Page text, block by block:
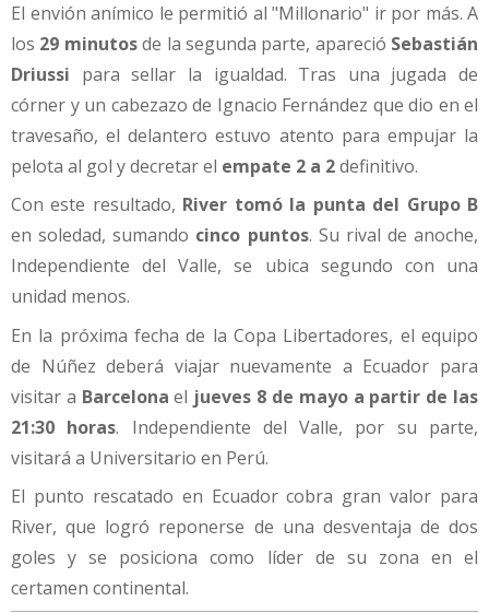
El envión anímico le permitió al "Millonario" ir por más. A
los 29 minutosde la segunda parte, apareció Sebastián
Driussi para sellar la igualdad. Tras una jugada de
córner y un cabezazo de Ignacio Fernández que dio en el
travesaño, el delantero estuvo atento para empujar la
pelota al gol y decretar el empate 2 a 2definitivo.
Con este resultado, River tomó la punta del Grupo B
en soledad, sumando cinco puntos. Su rival de anoche,
Independiente del Valle, se ubica segundo con una
unidad menos.
En la próxima fecha de la Copa Libertadores, el equipo
de Núñez deberá viajar nuevamente a Ecuador para
visitar a Barcelona el jueves 8 de mayo a partir de las
21:30 horas. Independiente del Valle, por su parte,
visitará a Universitario en Perú.
El punto rescatado en Ecuador cobra gran valor para
River, que logró reponerse de una desventaja de dos
goles y se posiciona como líder de su zona en el
certamen continental.